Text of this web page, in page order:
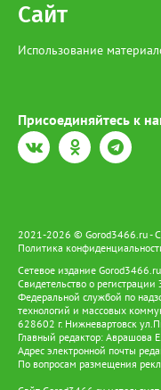
Сайт
Использование
Присоединяйтесь к
2021-2026 © Gorod3466.ru -
Политика
Сетевое издание
Свидетельство о
Федеральной службой по
технологий и массовых
628602 г. Нижневартовск
Главный редактор: Аврашова
Адрес электронной почты
По вопросам размещения